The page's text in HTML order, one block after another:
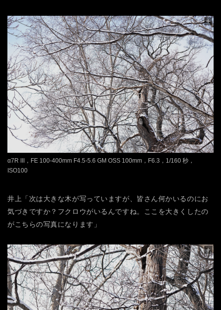
α7R III，FE 100-400mm F4.5-5.6 GM OSS 100mm，F6.3，1/160 秒，
ISO100
井上「次は大きな木が写っていますが、皆さん何かいるのにお
気づきですか？フクロウがいるんですね。ここを大きくしたの
がこちらの写真になります」